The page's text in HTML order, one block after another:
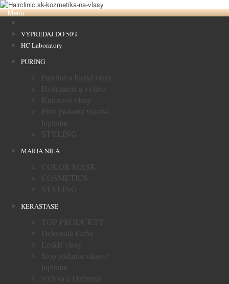
Menu
VÝPREDAJ DO 50%
HC Laboratory
PURING
Farebné a blond vlasy
Hydratácia a výživa
Kučeravé vlasy
Proti padaniu vlasov/
lupinám
STYLING
MARIA NILA
COLOR MASK
COSMETICS
STYLING
KERASTASE
TOP PRODUKTY
Dokonalá Farba
Lesklé vlasy
Stop padaniu vlasov/
lupinám
Výživa a Definícia